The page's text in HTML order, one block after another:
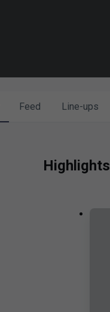
Feed Line-ups
Highlights